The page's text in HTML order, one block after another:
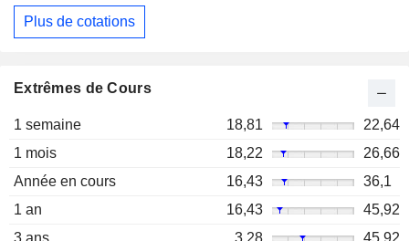
Plus de cotations
Extrêmes de Cours
1 semaine 18,81
22,64
1 mois
18,22
26,66
Année en cours
16,43
36,1
1 an
16,43
45,92
3 ans
3,28 45,92